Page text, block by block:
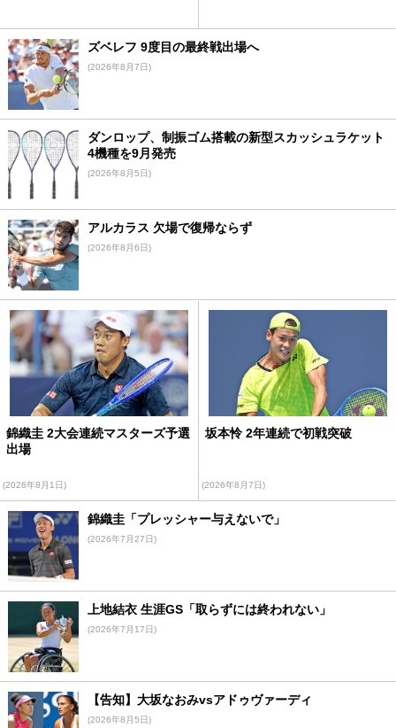
ズベレフ 9度目の最終戦出場へ
(2026年8月7日)
ダンロップ、制振ゴム搭載の新型スカッシュラケット
4機種を9月発売
(2026年8月5日)
アルカラス 欠場で復帰ならず
(2026年8月6日)
錦織圭 2大会連続マスターズ予選
出場
(2026年8月1日)
坂本怜 2年連続で初戦突破
(2026年8月7日)
錦織圭「プレッシャー与えないで」
(2026年7月27日)
上地結衣 生涯GS「取らずには終われない」
(2026年7月17日)
【告知】大坂なおみvsアドゥヴァーディ
(2026年8月5日)